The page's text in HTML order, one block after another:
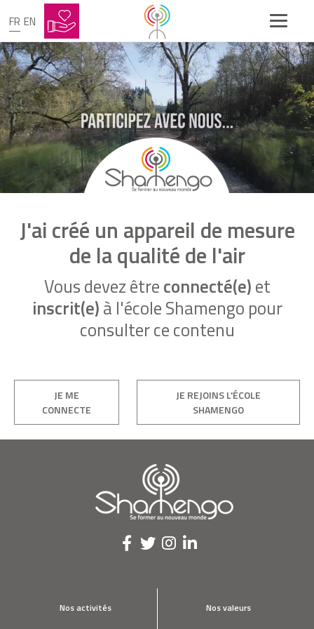
FR EN
J'ai créé un appareil de mesure
de la qualité de l'air
Vous devez êtreconnecté(e)et
inscrit(e)à l'école Shamengo pour
consulter ce contenu
JE ME
CONNECTE
JE REJOINS L'ÉCOLE
SHAMENGO
Nos activités Nos valeurs